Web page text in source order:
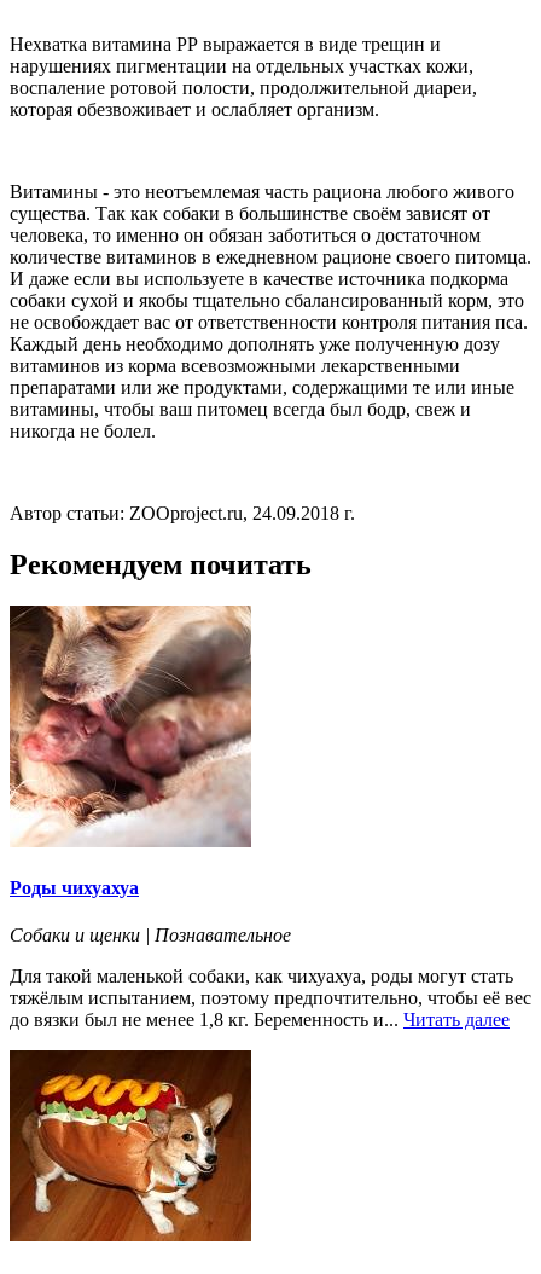
Нехватка витамина РР выражается в виде трещин и
нарушениях пигментации на отдельных участках кожи,
воспаление ротовой полости, продолжительной диареи,
которая обезвоживает и ослабляет организм.
Витамины - это неотъемлемая часть рациона любого живого
существа. Так как собаки в большинстве своём зависят от
человека, то именно он обязан заботиться о достаточном
количестве витаминов в ежедневном рационе своего питомца.
И даже если вы используете в качестве источника подкорма
собаки сухой и якобы тщательно сбалансированный корм, это
не освобождает вас от ответственности контроля питания пса.
Каждый день необходимо дополнять уже полученную дозу
витаминов из корма всевозможными лекарственными
препаратами или же продуктами, содержащими те или иные
витамины, чтобы ваш питомец всегда был бодр, свеж и
никогда не болел.
Автор статьи: ZOOproject.ru, 24.09.2018 г.
Рекомендуем почитать
Роды чихуахуа
Собаки и щенки | Познавательное
Для такой маленькой собаки, как чихуахуа, роды могут стать
тяжёлым испытанием, поэтому предпочтительно, чтобы её вес
до вязки был не менее 1,8 кг. Беременность и... Читать далее